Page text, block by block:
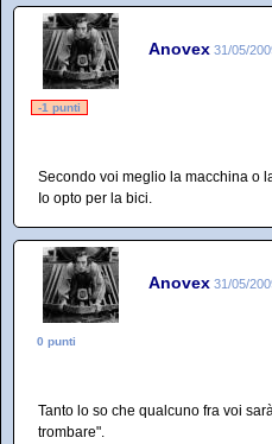
Anovex 31/05/
-1 punti
Secondo voi meglio la macchina o
Io opto per la bici.
Anovex 31/05/
0 punti
Tanto lo so che qualcuno fra voi
trombare".